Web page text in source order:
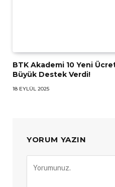
BTK Akademi 10 Yeni
Büyük Destek Verdi!
18 EYLÜL 2025
YORUM YAZIN